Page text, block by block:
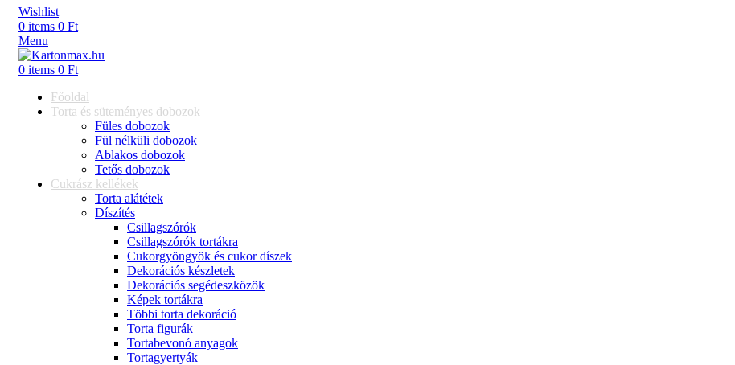
Wishlist
0 items 0 Ft
Menu
0 items 0 Ft
Főoldal
Torta és süteményes dobozok
Füles dobozok
Fül nélküli dobozok
Ablakos dobozok
Tetős dobozok
Cukrász kellékek
Torta alátétek
Díszítés
Csillagszórók
Csillagszórók tortákra
Cukorgyöngyök és cukor díszek
Dekorációs készletek
Dekorációs segédeszközök
Képek tortákra
Többi torta dekoráció
Torta figurák
Tortabevonó anyagok
Tortagyertyák